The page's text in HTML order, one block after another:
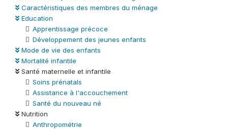
Caractéristiques des membres du ménage
Education
Apprentissage précoce
Développement des jeunes enfants
Mode de vie des enfants
Mortalité infantile
Santé maternelle et infantile
Soins prénatals
Assistance à l'accouchement
Santé du nouveau né
Nutrition
Anthropométrie